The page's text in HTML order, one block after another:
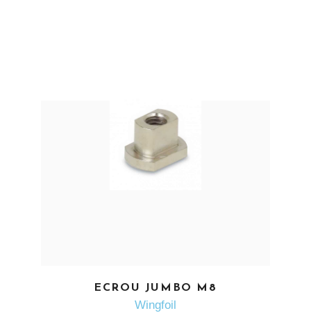
EN SAVOIR PLUS
ECROU JUMBO M8
Wingfoil